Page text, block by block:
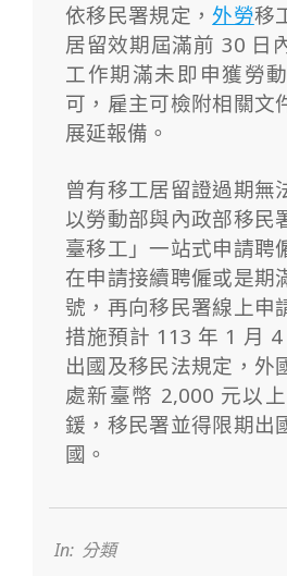
依移民署規定， 外勞移
居留效期屆滿前 30 日
工作期滿未即申獲勞
可，雇主可檢附相關文
展延報備。
曾有移工居留證過期無
以勞動部與內政部移民
臺移工」一站式申請聘
在申請接續聘僱或是期
號，再向移民署線上申
措施預計 113 年 1 月
出國及移民法規定，外
處新臺幣 2,000 元以
鍰，移民署並得限期出
國。
28
In: 分類